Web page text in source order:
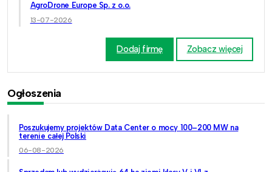
AgroDrone Europe Sp. z o.o.
13-07-2026
Dodaj firmę Zobacz więcej
Ogłoszenia
Poszukujemy projektów Data Center o mocy 100–200 MW na
terenie całej Polski
06-08-2026